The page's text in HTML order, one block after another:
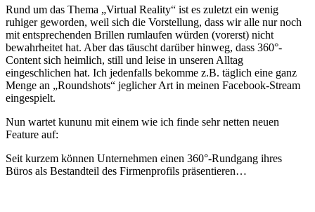
Rund um das Thema „Virtual Reality“ ist es zuletzt ein wenig
ruhiger geworden, weil sich die Vorstellung, dass wir alle nur noch
mit entsprechenden Brillen rumlaufen würden (vorerst) nicht
bewahrheitet hat. Aber das täuscht darüber hinweg, dass 360°-
Content sich heimlich, still und leise in unseren Alltag
eingeschlichen hat. Ich jedenfalls bekomme z.B. täglich eine ganz
Menge an „Roundshots“ jeglicher Art in meinen Facebook-Stream
eingespielt.
Nun wartet kununu mit einem wie ich finde sehr netten neuen
Feature auf:
Seit kurzem können Unternehmen einen 360°-Rundgang ihres
Büros als Bestandteil des Firmenprofils präsentieren…